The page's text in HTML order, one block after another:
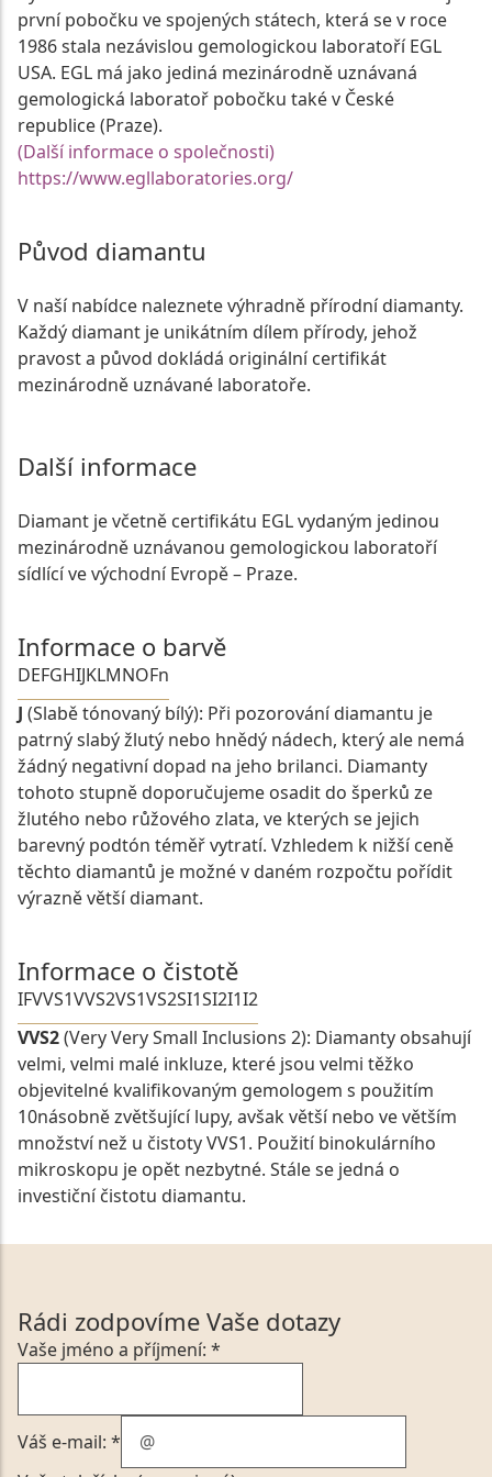
první pobočku ve spojených státech, která se v roce
1986 stala nezávislou gemologickou laboratoří EGL
USA. EGL má jako jediná mezinárodně uznávaná
gemologická laboratoř pobočku také v České
republice (Praze).
(Další informace o společnosti)
https://www.egllaboratories.org/
Původ diamantu
V naší nabídce naleznete výhradně přírodní diamanty.
Každý diamant je unikátním dílem přírody, jehož
pravost a původ dokládá originální certifikát
mezinárodně uznávané laboratoře.
Další informace
Diamant je včetně certifikátu EGL vydaným jedinou
mezinárodně uznávanou gemologickou laboratoří
sídlící ve východní Evropě – Praze.
Informace o barvě
DEFGHIJKLMNOFn
J (Slabě tónovaný bílý): Při pozorování diamantu je
patrný slabý žlutý nebo hnědý nádech, který ale nemá
žádný negativní dopad na jeho brilanci. Diamanty
tohoto stupně doporučujeme osadit do šperků ze
žlutého nebo růžového zlata, ve kterých se jejich
barevný podtón téměř vytratí. Vzhledem k nižší ceně
těchto diamantů je možné v daném rozpočtu pořídit
výrazně větší diamant.
Informace o čistotě
IFVVS1VVS2VS1VS2SI1SI2I1I2
VVS2(Very Very Small Inclusions 2): Diamanty obsahují
velmi, velmi malé inkluze, které jsou velmi těžko
objevitelné kvalifikovaným gemologem s použitím
10násobně zvětšující lupy, avšak větší nebo ve větším
množství než u čistoty VVS1. Použití binokulárního
mikroskopu je opět nezbytné. Stále se jedná o
investiční čistotu diamantu.
Rádi zodpovíme Vaše dotazy
Vaše jméno a příjmení: *
Váš e-mail: *